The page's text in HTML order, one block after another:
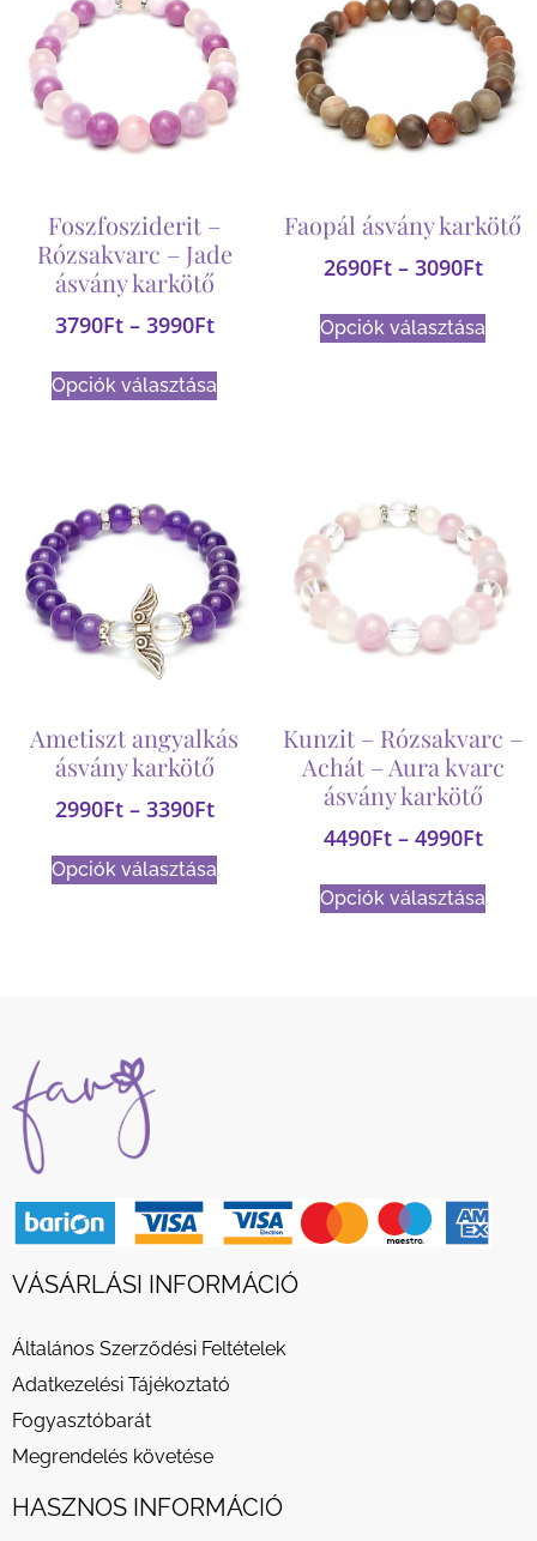
Foszfosziderit –
Rózsakvarc – Jade
ásvány karkötő
3790Ft – 3990Ft
Opciók választása
Faopál ásvány karkötő
2690Ft – 3090Ft
Opciók választása
Ametiszt angyalkás
ásvány karkötő
2990Ft – 3390Ft
Opciók választása
Kunzit – Rózsakvarc –
Achát – Aura kvarc
ásvány karkötő
4490Ft – 4990Ft
Opciók választása
VÁSÁRLÁSI INFORMÁCIÓ
Általános Szerződési Feltételek
Adatkezelési Tájékoztató
Fogyasztóbarát
Megrendelés követése
HASZNOS INFORMÁCIÓ